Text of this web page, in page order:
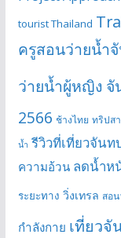
tourist Thailand
ครูสอนว่ายน้ำ
ว่ายน้ำผู้หญิง จั
2566 ช้างไทย ทริปส
น้ำ รีวิวที่เที่ยวจันท
ความอ้วน ลดน้ำห
ระยะทาง วิ่งเทรล สอ
กำลังกาย เที่ยวจั